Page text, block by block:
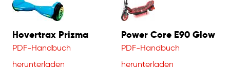
Hovertrax Prizma
PDF-Handbuch
herunterladen
Power Core E90 Glow
PDF-Handbuch
herunterladen